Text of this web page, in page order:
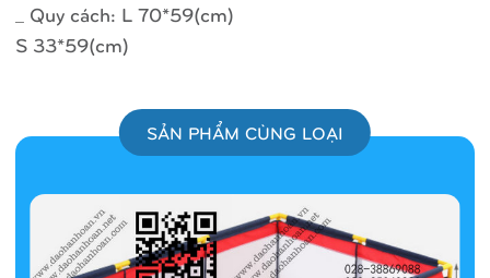
_ Quy cách: L 70*59(cm)
S 33*59(cm)
SẢN PHẨM CÙNG LOẠI